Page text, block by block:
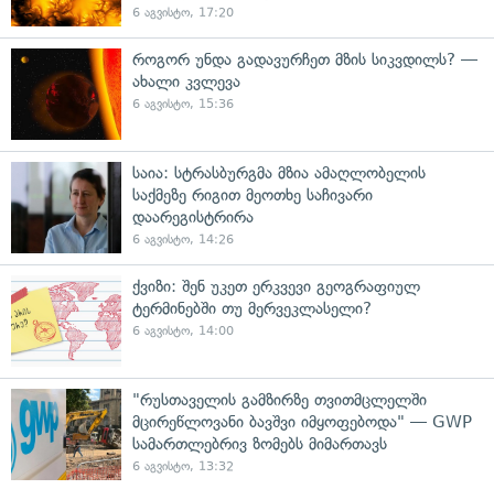
6 აგვისტო, 17:20
როგორ უნდა გადავურჩეთ მზის სიკვდილს? —
ახალი კვლევა
6 აგვისტო, 15:36
საია: სტრასბურგმა მზია ამაღლობელის
საქმეზე რიგით მეოთხე საჩივარი
დაარეგისტრირა
6 აგვისტო, 14:26
ქვიზი: შენ უკეთ ერკვევი გეოგრაფიულ
ტერმინებში თუ მერვეკლასელი?
6 აგვისტო, 14:00
"რუსთაველის გამზირზე თვითმცლელში
მცირეწლოვანი ბავშვი იმყოფებოდა" — GWP
სამართლებრივ ზომებს მიმართავს
6 აგვისტო, 13:32